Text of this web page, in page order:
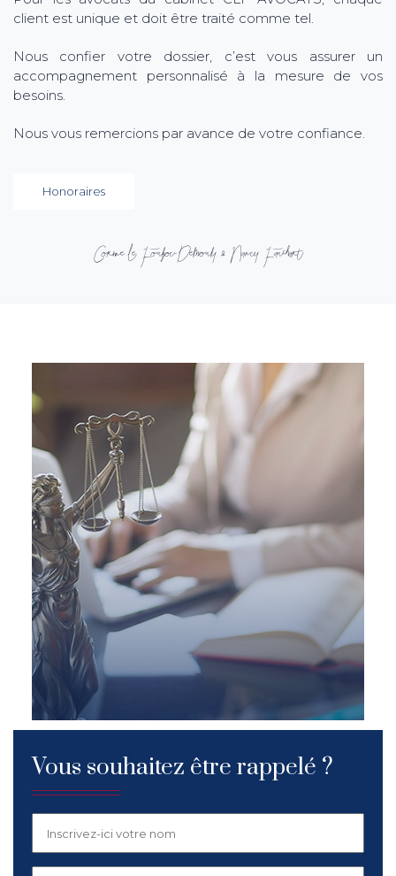
client est unique et doit être traité comme tel.
Nous confier votre dossier, c’est vous assurer un
accompagnement personnalisé à la mesure de vos
besoins.
Nous vous remercions par avance de votre confiance.
Honoraires
Corinne Le Foulgoc-Delmouly & Nancy Fauchart
Vous souhaitez être rappelé ?